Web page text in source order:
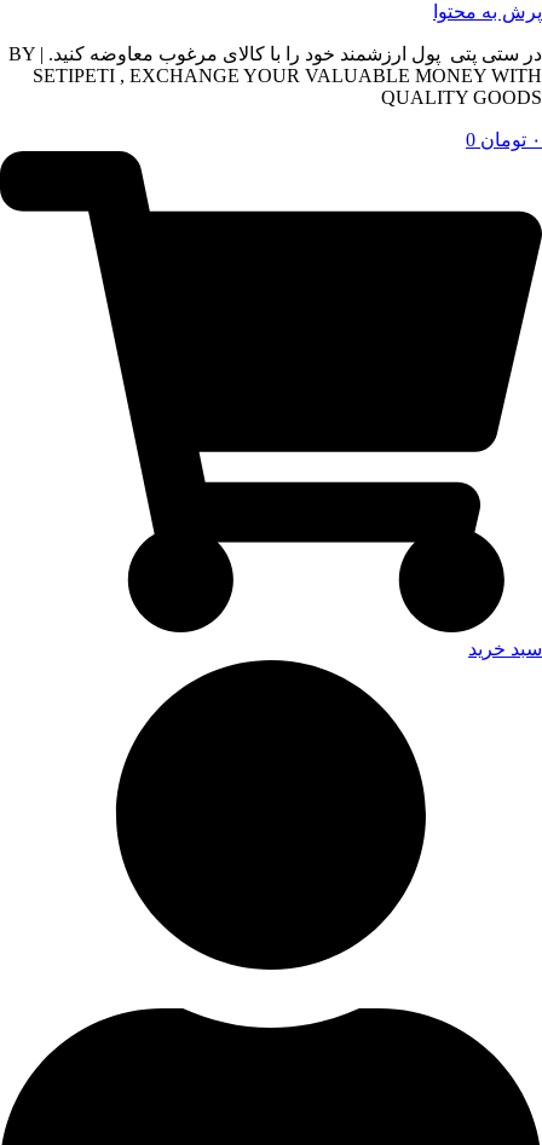
پرش به محتوا
در ستی پتی پول ارزشمند خود را با کالای مرغوب معاوضه کنید. | BY
SETIPETI , EXCHANGE YOUR VALUABLE MONEY WITH
QUALITY GOODS
۰ تومان 0
سبد خرید